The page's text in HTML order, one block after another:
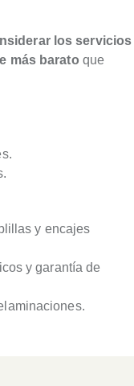
los servicios
más barato que
y encajes
y garantía de